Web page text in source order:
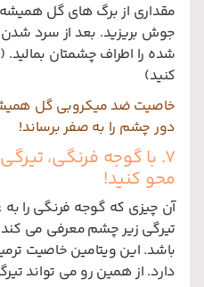
مقداری از برگ های گل همیشه
جوش بریزید. بعد از سرد شدن
کنید)
خاصيت ضد ميكروبی گل همیشه
دور چشم را به صفر برساند!
7. با گوجه فرنگی،
محو کنید!
آن چیزی که گوجه فرنگی را به
تیرگی زیر چشم معرفی می
باشد. این ویتامین خاصیت
دارد. از همین رو می تواند